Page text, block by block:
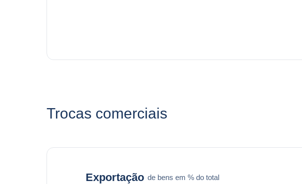
Trocas comerciais
Exportação de bens em % do total